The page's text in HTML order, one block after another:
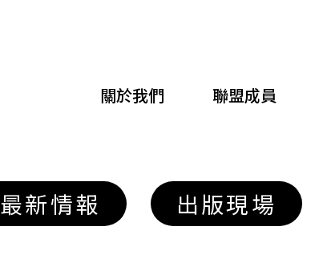
關於我們 聯盟成員
最新情報 出版現場